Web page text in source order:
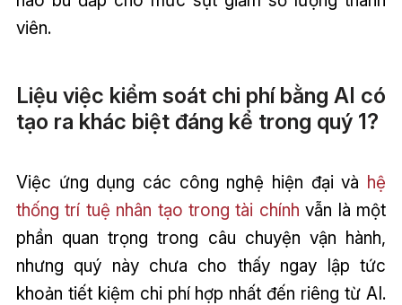
viên.
Liệu việc kiểm soát chi phí bằng AI có
tạo ra khác biệt đáng kể trong quý 1?
Việc ứng dụng các công nghệ hiện đại và hệ
thống trí tuệ nhân tạo trong tài chính vẫn là một
phần quan trọng trong câu chuyện vận hành,
nhưng quý này chưa cho thấy ngay lập tức
khoản tiết kiệm chi phí hợp nhất đến riêng từ AI.